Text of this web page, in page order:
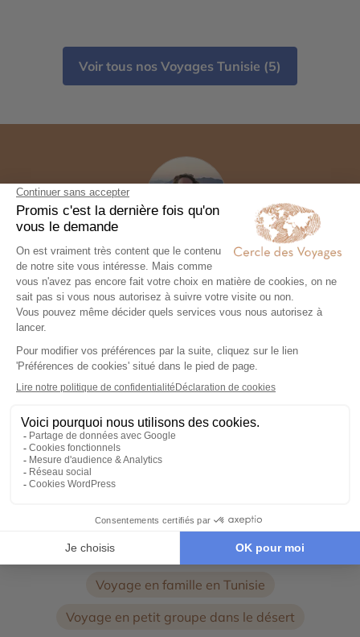
Voir tous nos Voyages Tunisie (5)
Commencez à voyager
Nos conseillers experts conçoivent avec vous, un
voyage d'exception 100% personnalisé.
Organisez votre voyage
Autres thématiques de voyages en Tunisie :
Voyage en famille en Tunisie
Voyage en petit groupe dans le désert